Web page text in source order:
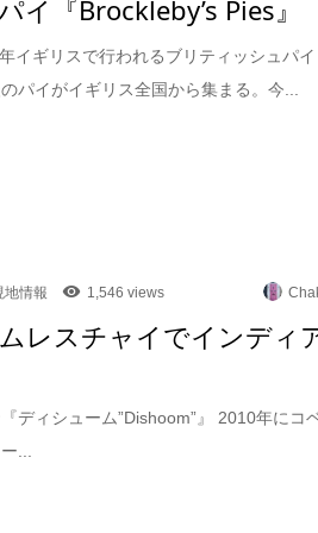
『Brockleby’s Pies』
イギリスで行われるブリティッシュパイ
パイがイギリス全国から集まる。今...
地情報 1,546 views
レスチャイでインディ
ディシューム”Dishoom”』 2010年にコ
...